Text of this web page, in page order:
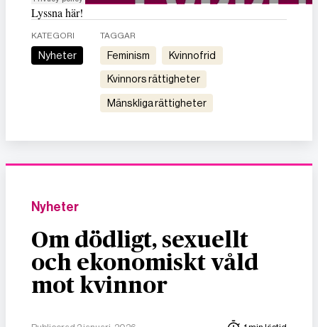
Lyssna här!
KATEGORI
Nyheter
TAGGAR
feminism kvinnofrid
kvinnors rättigheter
mänskliga rättigheter
Nyheter
Om dödligt, sexuellt
och ekonomiskt våld
mot kvinnor